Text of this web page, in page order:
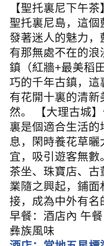
【聖托裏尼下午
聖托裏尼島，這個
發著迷人的魅力，
有那無處不在的
鎮（紅牆+最美稻
巧的千年古鎮，這
有花開十裏的清
然。 【大理古城
裏是個適合生活
息，閑時養花草
宜，吸引遊客無
茶坐、珠寶店、
業隨之興起，鋪
接，成為中外有名
早餐：酒店內 午
彝族風味